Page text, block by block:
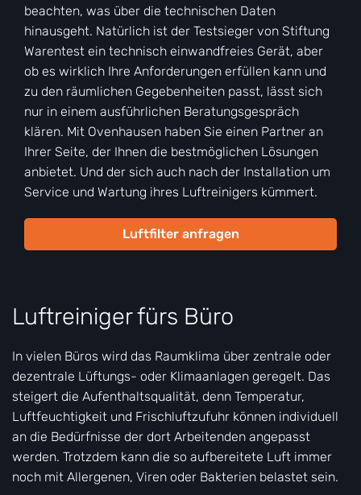
beachten, was über die technischen Daten
hinausgeht. Natürlich ist der Testsieger von Stiftung
Warentest ein technisch einwandfreies Gerät, aber
ob es wirklich Ihre Anforderungen erfüllen kann und
zu den räumlichen Gegebenheiten passt, lässt sich
nur in einem ausführlichen Beratungsgespräch
klären. Mit Ovenhausen haben Sie einen Partner an
Ihrer Seite, der Ihnen die bestmöglichen Lösungen
anbietet. Und der sich auch nach der Installation um
Service und Wartung ihres Luftreinigers kümmert.
Luftfilter anfragen
Luftreiniger fürs Büro
In vielen Büros wird das Raumklima über zentrale oder
dezentrale Lüftungs- oder Klimaanlagen geregelt. Das
steigert die Aufenthaltsqualität, denn Temperatur,
Luftfeuchtigkeit und Frischluftzufuhr können individuell
an die Bedürfnisse der dort Arbeitenden angepasst
werden. Trotzdem kann die so aufbereitete Luft immer
noch mit Allergenen, Viren oder Bakterien belastet sein.